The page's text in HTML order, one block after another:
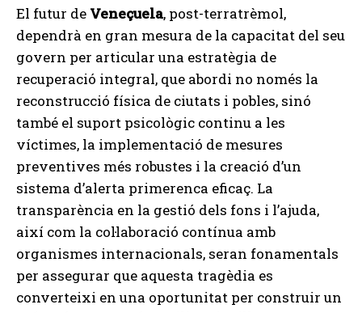
El futur de Veneçuela, post-terratrèmol,
dependrà en gran mesura de la capacitat del seu
govern per articular una estratègia de
recuperació integral, que abordi no només la
reconstrucció física de ciutats i pobles, sinó
també el suport psicològic continu a les
víctimes, la implementació de mesures
preventives més robustes i la creació d’un
sistema d’alerta primerenca eficaç. La
transparència en la gestió dels fons i l’ajuda,
així com la col·laboració contínua amb
organismes internacionals, seran fonamentals
per assegurar que aquesta tragèdia es
converteixi en una oportunitat per construir un